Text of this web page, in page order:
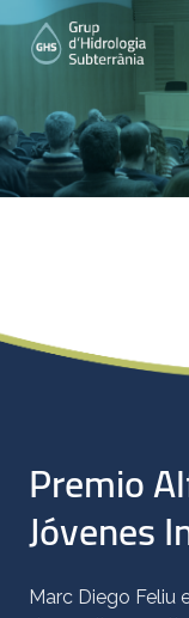
Premio
Jóvenes
Marc Diego Feliu